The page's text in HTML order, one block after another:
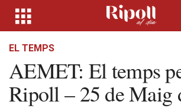
EL TEMPS
AEMET: El temps
Ripoll – 25 de Maig